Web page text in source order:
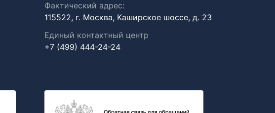
Фактический адрес:
115522, г. Москва, Каширское шоссе, д. 23
Единый контактный центр
+7 (499) 444-24-24